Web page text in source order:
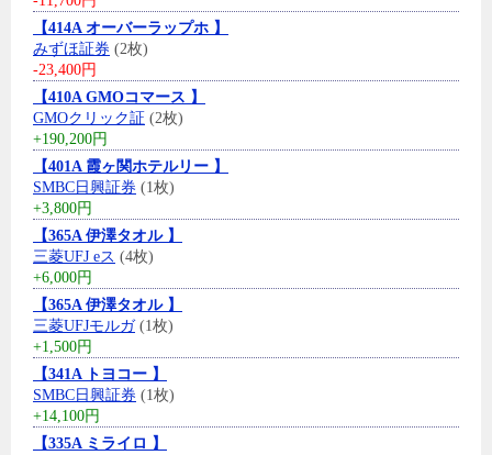
【414A オーバーラップホ 】
みずほ証券 (2枚)
-23,400円
【410A GMOコマース 】
GMOクリック証 (2枚)
+190,200円
【401A 霞ヶ関ホテルリー 】
SMBC日興証券 (1枚)
+3,800円
【365A 伊澤タオル 】
三菱UFJ eス (4枚)
+6,000円
【365A 伊澤タオル 】
三菱UFJモルガ(1枚)
+1,500円
【341A トヨコー 】
SMBC日興証券 (1枚)
+14,100円
【335A ミライロ 】